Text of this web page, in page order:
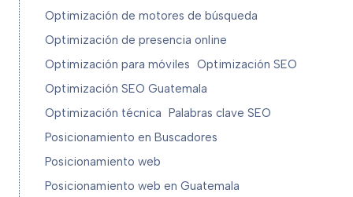
Optimización de motores de búsqueda
Optimización de presencia online
Optimización para móviles Optimización SEO
Optimización SEO Guatemala
Optimización técnica Palabras clave SEO
Posicionamiento en Buscadores
Posicionamiento web
Posicionamiento web en Guatemala